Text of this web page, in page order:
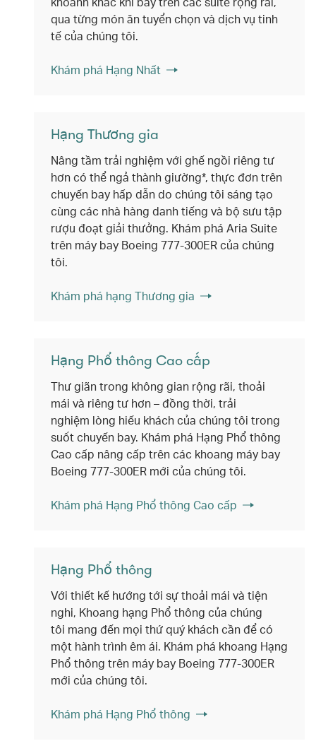
qua từng món ăn tuyển chọn và dịch vụ tinh
tế của chúng tôi.
Khám phá Hạng Nhất
Hạng Thương gia
Nâng tầm trải nghiệm với ghế ngồi riêng tư
hơn có thể ngả thành giường*, thực đơn trên
chuyến bay hấp dẫn do chúng tôi sáng tạo
cùng các nhà hàng danh tiếng và bộ sưu tập
rượu đoạt giải thưởng. Khám phá Aria Suite
trên máy bay Boeing 777-300ER của chúng
tôi.
Khám phá hạng Thương gia
Hạng Phổ thông Cao cấp
Thư giãn trong không gian rộng rãi, thoải
mái và riêng tư hơn – đồng thời, trải
nghiệm lòng hiếu khách của chúng tôi trong
suốt chuyến bay. Khám phá Hạng Phổ thông
Cao cấp nâng cấp trên các khoang máy bay
Boeing 777-300ER mới của chúng tôi.
Khám phá Hạng Phổ thông Cao cấp
Hạng Phổ thông
Với thiết kế hướng tới sự thoải mái và tiện
nghi, Khoang hạng Phổ thông của chúng
tôi mang đến mọi thứ quý khách cần để có
một hành trình êm ái. Khám phá khoang Hạng
Phổ thông trên máy bay Boeing 777-300ER
mới của chúng tôi.
Khám phá Hạng Phổ thông